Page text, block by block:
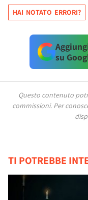
HAI NOTATO ERRORI?
su
Questo contenuto
commissioni. Per
TI POTREBBE